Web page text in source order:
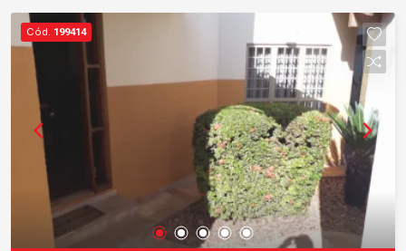
Cód. 199414